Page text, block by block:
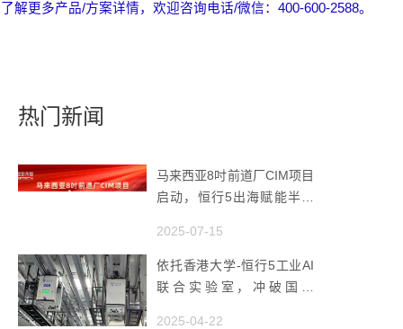
了解更多产品/方案详情，欢迎咨询电话/微信：400-600-2588。
热门新闻
马来西亚8吋前道厂CIM项目
启动，恒行5出海赋能半导
2025-07-15
依托香港大学-恒行5工业AI
联合实验室，冲破国产
2025-04-22